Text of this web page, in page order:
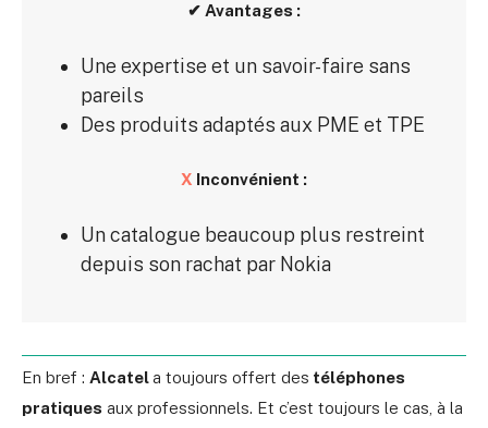
✔ Avantages :
Une expertise et un savoir-faire sans
pareils
Des produits adaptés aux PME et TPE
X Inconvénient :
Un catalogue beaucoup plus restreint
depuis son rachat par Nokia
En bref : Alcatela toujours offert des téléphones
pratiques aux professionnels. Et c’est toujours le cas, à la